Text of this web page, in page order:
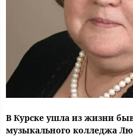
В Курске ушла из жизни
музыкального колледжа